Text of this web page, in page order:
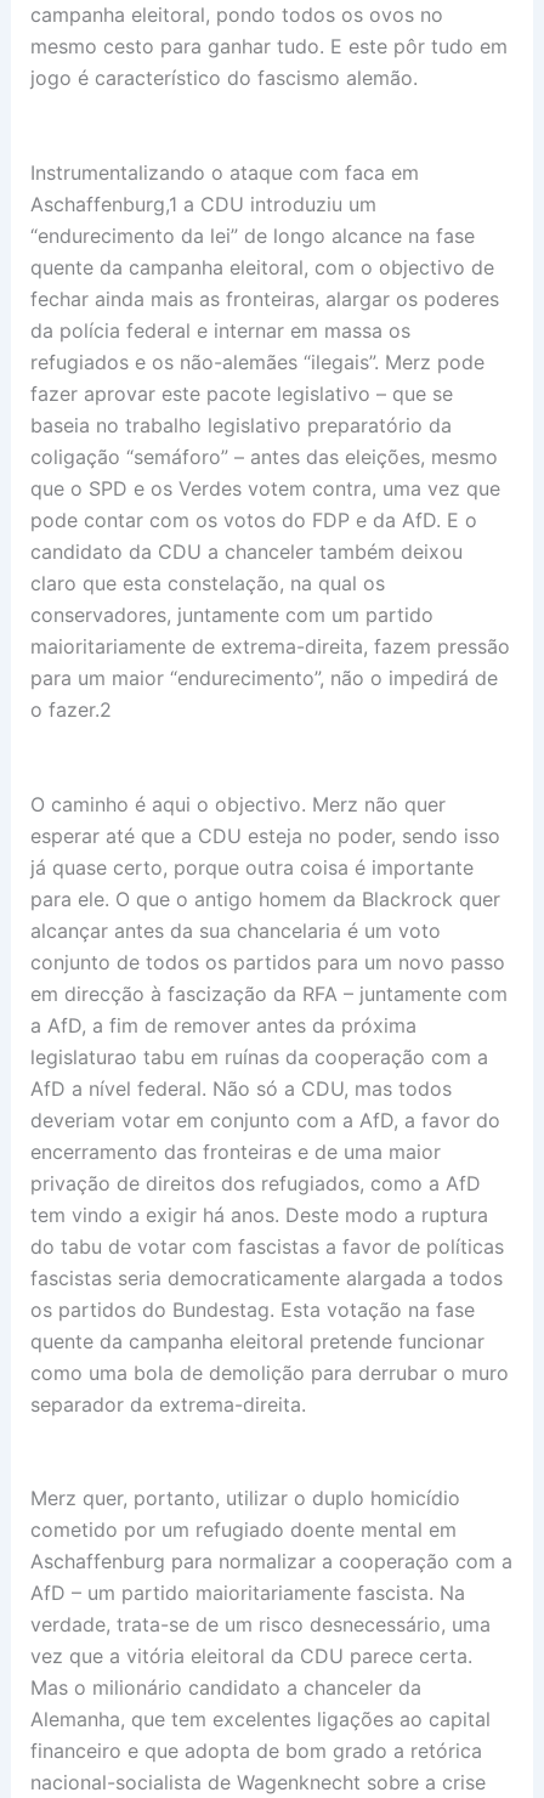
campanha eleitoral, pondo todos os ovos no
mesmo cesto para ganhar tudo. E este pôr tudo em
jogo é característico do fascismo alemão.
Instrumentalizando o ataque com faca em
Aschaffenburg,1 a CDU introduziu um
“endurecimento da lei” de longo alcance na fase
quente da campanha eleitoral, com o objectivo de
fechar ainda mais as fronteiras, alargar os poderes
da polícia federal e internar em massa os
refugiados e os não-alemães “ilegais”. Merz pode
fazer aprovar este pacote legislativo – que se
baseia no trabalho legislativo preparatório da
coligação “semáforo” – antes das eleições, mesmo
que o SPD e os Verdes votem contra, uma vez que
pode contar com os votos do FDP e da AfD. E o
candidato da CDU a chanceler também deixou
claro que esta constelação, na qual os
conservadores, juntamente com um partido
maioritariamente de extrema-direita, fazem pressão
para um maior “endurecimento”, não o impedirá de
o fazer.2
O caminho é aqui o objectivo. Merz não quer
esperar até que a CDU esteja no poder, sendo isso
já quase certo, porque outra coisa é importante
para ele. O que o antigo homem da Blackrock quer
alcançar antes da sua chancelaria é um voto
conjunto de todos os partidos para um novo passo
em direcção à fascização da RFA – juntamente com
a AfD, a fim de remover antes da próxima
legislaturao tabu em ruínas da cooperação com a
AfD a nível federal. Não só a CDU, mas todos
deveriam votar em conjunto com a AfD, a favor do
encerramento das fronteiras e de uma maior
privação de direitos dos refugiados, como a AfD
tem vindo a exigir há anos. Deste modo a ruptura
do tabu de votar com fascistas a favor de políticas
fascistas seria democraticamente alargada a todos
os partidos do Bundestag. Esta votação na fase
quente da campanha eleitoral pretende funcionar
como uma bola de demolição para derrubar o muro
separador da extrema-direita.
Merz quer, portanto, utilizar o duplo homicídio
cometido por um refugiado doente mental em
Aschaffenburg para normalizar a cooperação com a
AfD – um partido maioritariamente fascista. Na
verdade, trata-se de um risco desnecessário, uma
vez que a vitória eleitoral da CDU parece certa.
Mas o milionário candidato a chanceler da
Alemanha, que tem excelentes ligações ao capital
financeiro e que adopta de bom grado a retórica
nacional-socialista de Wagenknecht sobre a crise